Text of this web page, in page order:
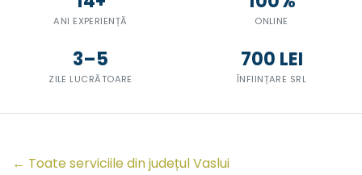
ANI EXPERIENȚĂ ONLINE
3–5
ZILE LUCRĂTOARE
700 LEI
ÎNFIINȚARE SRL
← Toate serviciile din județul Vaslui